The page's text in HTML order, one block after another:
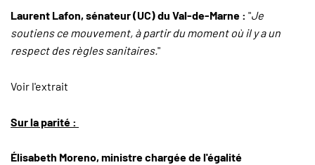
Laurent Lafon, sénateur (UC) du Val-de-Marne : "Je
soutiens ce mouvement, à partir du moment où il y a un
respect des règles sanitaires."
Voir l'extrait
Sur la parité :
Élisabeth Moreno, ministre chargée de l'égalité